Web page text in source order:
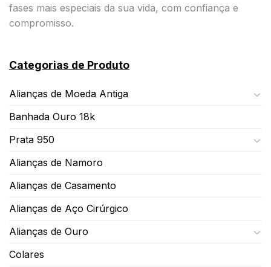
fases mais especiais da sua vida, com confiança e
compromisso.
Categorias de Produto
Alianças de Moeda Antiga
Banhada Ouro 18k
Prata 950
Alianças de Namoro
Alianças de Casamento
Alianças de Aço Cirúrgico
Alianças de Ouro
Colares